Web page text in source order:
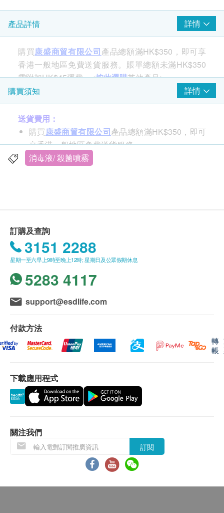
產品詳情 詳情
購買康盛商貿有限公司產品總額滿HK$350，即可享
香港一般地區免費送貨服務。賬單總額未滿HK$350
需附加HK$45運費。<按此選購其他產品>
1. 韓國科研專家研發及擁有專利，能消除多種細菌和
病毒消毒液
2. 實驗證明在 30 秒內能殺滅Covid- 19新型冠狀病毒
及其它細菌達 99.99%
3.”殺菌清”使用最新抗菌滲透技術，利用次氯酸 ( 簡稱
HOCI) 為主要成份 ，它的工作和職責像人體內白血
球，能快速穿透和破壞細菌、病毒的DNA和蛋白酶，
使其失去活性，達到殺菌效果
國傳染病控制研究所測試和認證，並同時通過國家級
檢測機構不同的測試，品質和安全得以確定
5. 次氯酸殺滅細菌、病毒能力，比使用酒精成份的消
和沒有副作用
6. 其pH值界乎5至6.5之間，非常接近皮膚pH值，所
以不刺激皮膚，性質溫和，嬰兒和孕婦都可安心使用
7. 可噴於手、皮膚、餐具、電話、衣物、鞋子、蔬
菜、水果、傢具、辦公室設備、及物品表面等
購買須知 詳情
送貨費用：
購買康盛商貿有限公司產品總額滿HK$350，即可
享香港一般地區免費送貨服務。
訂單金額不足 HK$350 顧客需支付運費 HK$45。
送貨時間:
商品會於訂單確認付款後 5 - 10 個工作天內送出，
送貨時間為上午 9 時至下午 6 時。
送貨服務有可能因天氣、交通、地區或其他因素而
暫停或延期，送貨時間將會另作安排。
如商品已到達收貨地址而沒有人簽收，康盛商貿有
限公司
費HK$60。
所有訂單須視乎相關貨品的供應情況再作最後確
任何產品或服務，
貨前透過電話或電郵通知閣下。
保用條款：
由購買日期計，保用一年
保用期內可獲免費檢修或更換問題元件服務，而該
服務只適用於用戶自行將產品送交
消毒液/ 殺箘噴霧
訂購及查詢
3151 2288
星期一至六早上9時至晚上12時; 星期日及公眾假期休息
5283 4117
support@esdlife.com
付款方法
轉
帳
下載應用程式
關注我們
訂閱